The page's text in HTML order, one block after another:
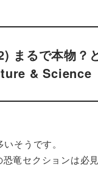
まるで本物？
& Science
そうです。
竜セクションは必見